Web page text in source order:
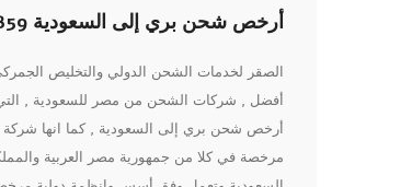
أرخص شحن بري إلى السعودية 01020515859
الصقر لخدمات الشحن الدولي والتخليص
أفضل , شركات الشحن من مصر للسعودية ,
أرخص شحن بري إلى السعودية , كما انها
مرخصة في كلا من جمهورية مصر العربية